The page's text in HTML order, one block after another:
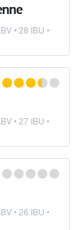
• 28 IBU •
• 27 IBU •
• 26 IBU •